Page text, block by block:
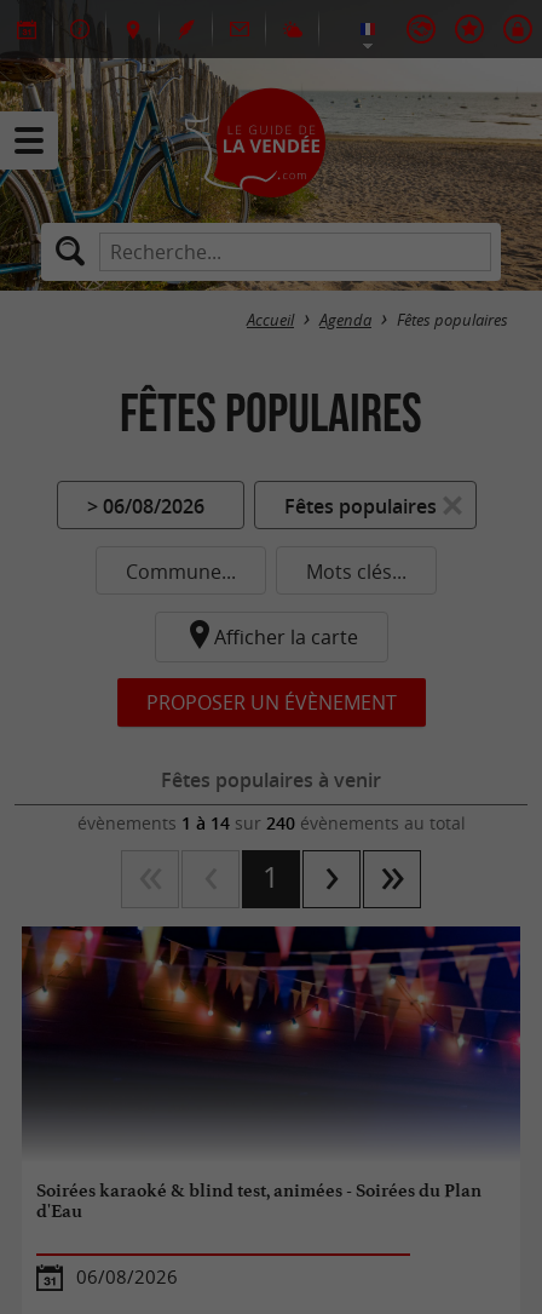
Accueil Agenda Fêtes populaires
Fêtes populaires
> 06/08/2026 Fêtes populaires
Commune... Mots clés...
Afficher la carte
PROPOSER UN ÉVÈNEMENT
Fêtes populaires à venir
évènements 1 à 14sur 240évènements au total
1
Soirées karaoké & blind test, animées - Soirées du Plan
d'Eau
06/08/2026